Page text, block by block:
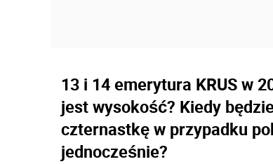
13 i 14 emerytura KRUS w
jest wysokość? Kiedy
czternastkę w przypadku
jednocześnie?